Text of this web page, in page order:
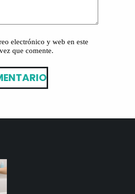
electrónico y web en este
que comente.